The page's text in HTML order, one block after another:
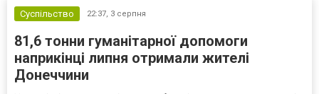
Суспільство 22:37, 3 серпня
81,6 тонни гуманітарної допомоги
наприкінці липня отримали жителі
Донеччини